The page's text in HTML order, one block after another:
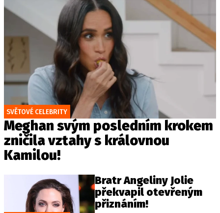
SVĚTOVÉ CELEBRITY
Meghan svým posledním krokem
zničila vztahy s královnou
Kamilou!
Bratr Angeliny Jolie
překvapil otevřeným
přiznáním!